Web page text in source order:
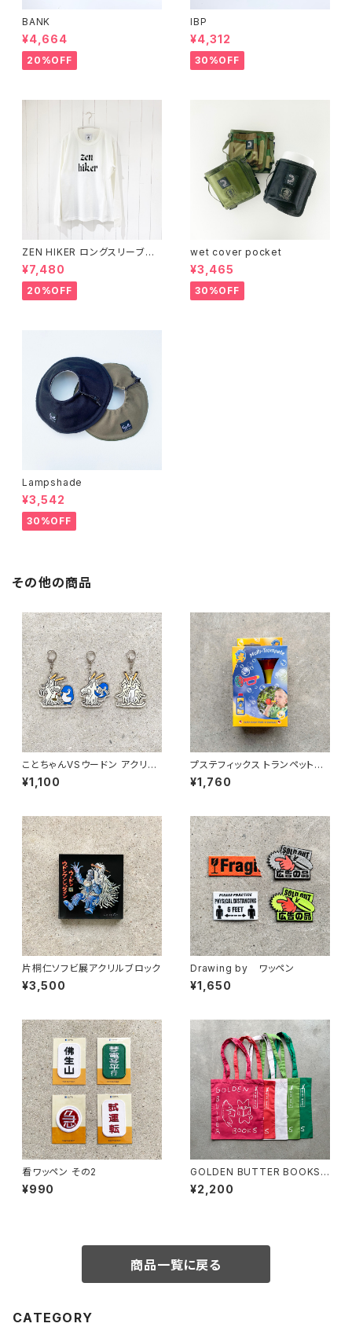
BANK
¥4,664
20%OFF
IBP
¥4,312
30%OFF
ZEN HIKER ロングスリーブシ
ャツ
¥7,480
20%OFF
wet cover pocket
¥3,465
30%OFF
Lampshade
¥3,542
30%OFF
その他の商品
ことちゃんVSウードン アクリル
キーホルダー
¥1,100
プステフィックス トランペットの
シャボン玉
¥1,760
片桐仁ソフビ展アクリルブロック
¥3,500
Drawing by ワッペン
¥1,650
看ワッペン その2
¥990
GOLDEN BUTTER BOOKS
ショッピングバッグ
¥2,200
商品一覧に戻る
CATEGORY